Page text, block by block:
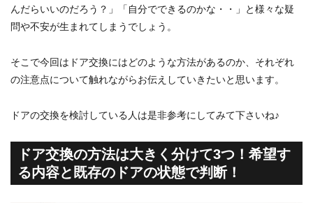
んだらいいのだろう？」「自分でできるのかな・・」と様々な疑
問や不安が生まれてしまうでしょう。
そこで今回はドア交換にはどのような方法があるのか、それぞれ
の注意点について触れながらお伝えしていきたいと思います。
ドアの交換を検討している人は是非参考にしてみて下さいね♪
ドア交換の方法は大きく分けて3つ！希望す
る内容と既存のドアの状態で判断！